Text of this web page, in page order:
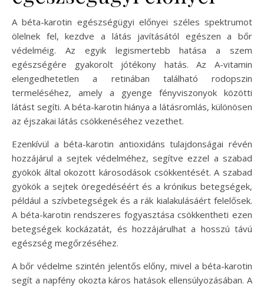
A béta-karotin egészségügyi előnyei széles spektrumot
ölelnek fel, kezdve a látás javításától egészen a bőr
védelméig. Az egyik legismertebb hatása a szem
egészségére gyakorolt jótékony hatás. Az A-vitamin
elengedhetetlen a retinában található rodopszin
termeléséhez, amely a gyenge fényviszonyok közötti
látást segíti. A béta-karotin hiánya a látásromlás, különösen
az éjszakai látás csökkenéséhez vezethet.
Ezenkívül a béta-karotin antioxidáns tulajdonságai révén
hozzájárul a sejtek védelméhez, segítve ezzel a szabad
gyökök által okozott károsodások csökkentését. A szabad
gyökök a sejtek öregedéséért és a krónikus betegségek,
például a szívbetegségek és a rák kialakulásáért felelősek.
A béta-karotin rendszeres fogyasztása csökkentheti ezen
betegségek kockázatát, és hozzájárulhat a hosszú távú
egészség megőrzéséhez.
A bőr védelme szintén jelentős előny, mivel a béta-karotin
segít a napfény okozta káros hatások ellensúlyozásában. A